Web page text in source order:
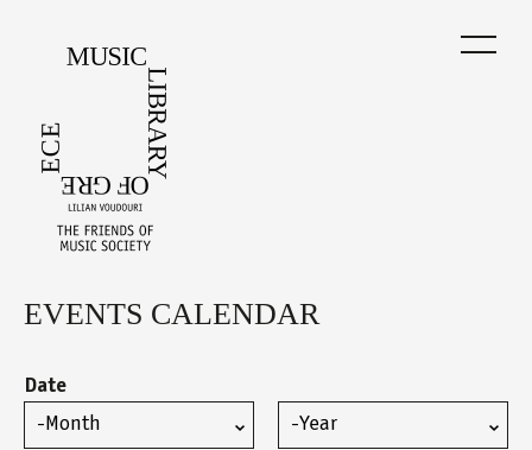
Back
EVENTS CALENDAR
Date
Month
Year